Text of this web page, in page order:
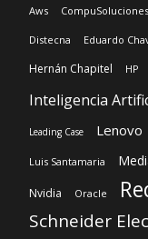
Aws CompuSoluciones
Distecna Eduardo
Hernán Chapitel HP
Inteligencia
Leading Case Lenovo
Luis Santamaria
Nvidia Oracle
Schneider